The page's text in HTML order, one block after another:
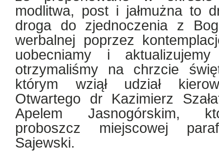
modlitwa, post i jałmużna to
droga do zjednoczenia z
werbalnej poprzez
uobecniamy i
otrzymaliśmy na chrzcie
którym wziął udział
Otwartego dr Kazimierz
Apelem Jasnogórskim,
proboszcz miejscowej
Sajewski.